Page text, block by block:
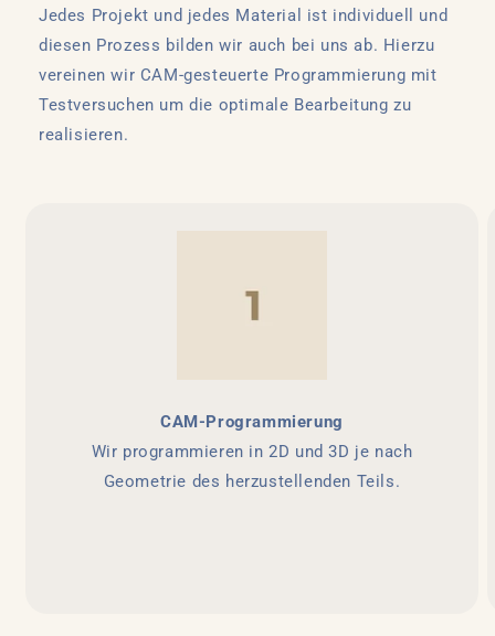
Jedes Projekt und jedes Material ist individuell und
diesen Prozess bilden wir auch bei uns ab. Hierzu
vereinen wir CAM-gesteuerte Programmierung mit
Testversuchen um die optimale Bearbeitung zu
realisieren.
CAM-Programmierung
Wir programmieren in 2D und 3D je nach
Geometrie des herzustellenden Teils.